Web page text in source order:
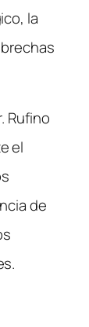
la
Rufino
el
de